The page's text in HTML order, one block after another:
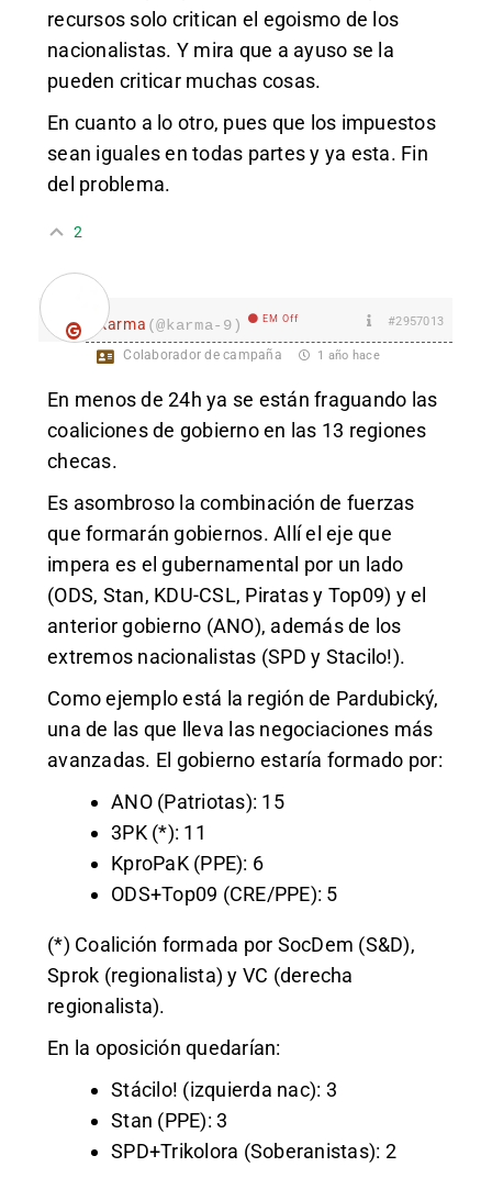
recursos solo critican el egoismo de los
nacionalistas. Y mira que a ayuso se la
pueden criticar muchas cosas.
En cuanto a lo otro, pues que los impuestos
sean iguales en todas partes y ya esta. Fin
del problema.
2
karma (@karma-9) EM Off #2957013
Colaborador de campaña 1 año hace
En menos de 24h ya se están fraguando las
coaliciones de gobierno en las 13 regiones
checas.
Es asombroso la combinación de fuerzas
que formarán gobiernos. Allí el eje que
impera es el gubernamental por un lado
(ODS, Stan, KDU-CSL, Piratas y Top09) y el
anterior gobierno (ANO), además de los
extremos nacionalistas (SPD y Stacilo!).
Como ejemplo está la región de Pardubický,
una de las que lleva las negociaciones más
avanzadas. El gobierno estaría formado por:
ANO (Patriotas): 15
3PK (*): 11
KproPaK (PPE): 6
ODS+Top09 (CRE/PPE): 5
(*) Coalición formada por SocDem (S&D),
Sprok (regionalista) y VC (derecha
regionalista).
En la oposición quedarían:
Stácilo! (izquierda nac): 3
Stan (PPE): 3
SPD+Trikolora (Soberanistas): 2